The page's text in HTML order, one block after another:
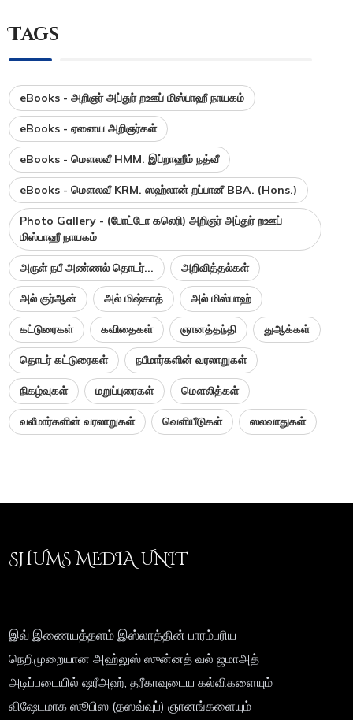
Tags
eBooks - அறிஞர் அப்துர் றஊப் மிஸ்பாஹீ நாயகம்
eBooks - ஏனைய அறிஞர்கள்
eBooks - மௌலவீ HMM. இப்றாஹீம் நத்வீ
eBooks - மௌலவீ KRM. ஸஹ்லான் றப்பானீ BBA. (Hons.)
Photo Gallery - (போட்டோ கலெரி) அறிஞர் அப்துர் றஊப்
மிஸ்பாஹீ நாயகம்
அருள் நபீ அண்ணல் தொடர்... அறிவித்தல்கள்
அல் குர்ஆன் அல் மிஷ்காத் அல் மிஸ்பாஹ்
கட்டுரைகள் கவிதைகள் ஞானத்தந்தி துஆக்கள்
தொடர் கட்டுரைகள் நபீமார்களின் வரலாறுகள்
நிகழ்வுகள் மறுப்புரைகள் மௌலித்கள்
வலீமார்களின் வரலாறுகள் வெளியீடுகள் ஸலவாதுகள்
SHUMS MEDIA UNIT
இவ் இணையத்தளம் இஸ்லாத்தின் பாரம்பரிய
நெறிமுறையான அஹ்லுஸ் ஸுன்னத் வல் ஜமாஅத்
அடிப்படையில் ஷரீஅஹ், தரீகாவுடைய கல்விகளையும்
விஷேடமாக ஸூபிஸ (தஸவ்வுப்) ஞானங்களையும்